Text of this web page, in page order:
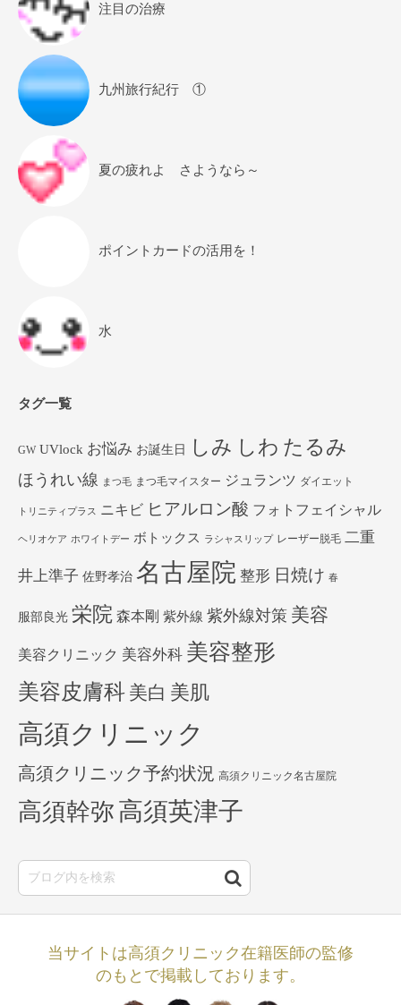
注目の治療
九州旅行紀行 ①
夏の疲れよ さようなら～
ポイントカードの活用を！
水
タグ一覧
GW UVlock お悩み お誕生日 しみ しわ たるみ
ほうれい線 まつ毛 まつ毛マイスター ジュランツ ダイエット
トリニティプラス ニキビ ヒアルロン酸 フォトフェイシャル
ヘリオケア ホワイトデー ボトックス ラシャスリップ レーザー脱毛 二重
井上準子 佐野孝治 名古屋院 整形 日焼け 春
服部良光 栄院 森本剛 紫外線 紫外線対策 美容
美容クリニック 美容外科 美容整形
美容皮膚科 美白 美肌
高須クリニック
高須クリニック予約状況 高須クリニック名古屋院
高須幹弥 高須英津子
当サイトは高須クリニック在籍医師の監修
のもとで掲載しております。